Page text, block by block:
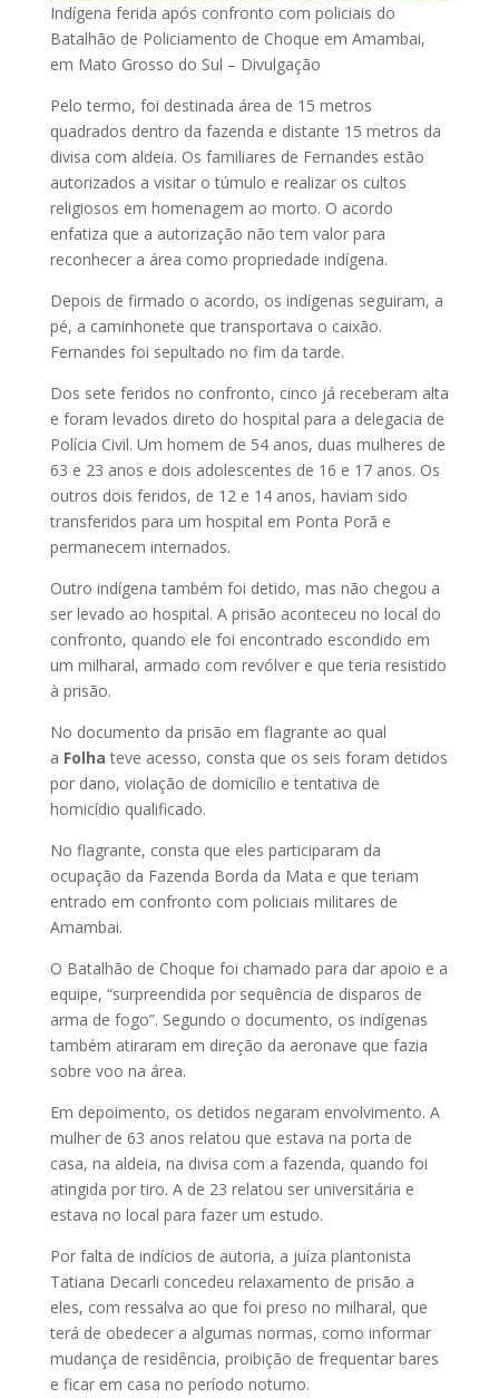
Indígena ferida após confronto com policiais do
Batalhão de Policiamento de Choque em Amambai,
em Mato Grosso do Sul – Divulgação
Pelo termo, foi destinada área de 15 metros
quadrados dentro da fazenda e distante 15 metros da
divisa com aldeia. Os familiares de Fernandes estão
autorizados a visitar o túmulo e realizar os cultos
religiosos em homenagem ao morto. O acordo
enfatiza que a autorização não tem valor para
reconhecer a área como propriedade indígena.
Depois de firmado o acordo, os indígenas seguiram, a
pé, a caminhonete que transportava o caixão.
Fernandes foi sepultado no fim da tarde.
Dos sete feridos no confronto, cinco já receberam alta
e foram levados direto do hospital para a delegacia de
Polícia Civil. Um homem de 54 anos, duas mulheres de
63 e 23 anos e dois adolescentes de 16 e 17 anos. Os
outros dois feridos, de 12 e 14 anos, haviam sido
transferidos para um hospital em Ponta Porã e
permanecem internados.
Outro indígena também foi detido, mas não chegou a
ser levado ao hospital. A prisão aconteceu no local do
confronto, quando ele foi encontrado escondido em
um milharal, armado com revólver e que teria resistido
à prisão.
No documento da prisão em flagrante ao qual
a Folhateve acesso, consta que os seis foram detidos
por dano, violação de domicílio e tentativa de
homicídio qualificado.
No flagrante, consta que eles participaram da
ocupação da Fazenda Borda da Mata e que teriam
entrado em confronto com policiais militares de
Amambai.
O Batalhão de Choque foi chamado para dar apoio e a
equipe, “surpreendida por sequência de disparos de
arma de fogo”. Segundo o documento, os indígenas
também atiraram em direção da aeronave que fazia
sobre voo na área.
Em depoimento, os detidos negaram envolvimento. A
mulher de 63 anos relatou que estava na porta de
casa, na aldeia, na divisa com a fazenda, quando foi
atingida por tiro. A de 23 relatou ser universitária e
estava no local para fazer um estudo.
Por falta de indícios de autoria, a juíza plantonista
Tatiana Decarli concedeu relaxamento de prisão a
eles, com ressalva ao que foi preso no milharal, que
terá de obedecer a algumas normas, como informar
mudança de residência, proibição de frequentar bares
e ficar em casa no período noturno.